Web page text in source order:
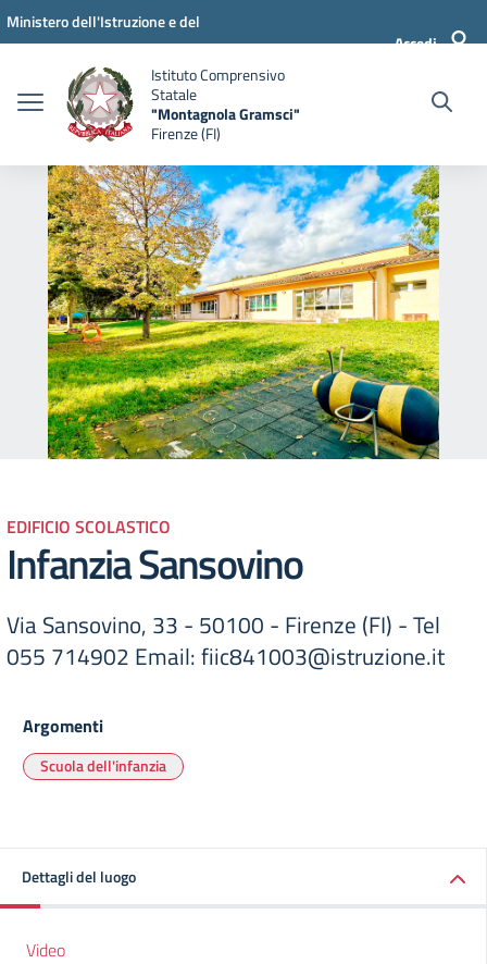
Vai ai contenuti
Vai al menu di navigazione
Vai al footer
Ministero dell'Istruzione e del
Accedi
Istituto Comprensivo
Statale
"Montagnola Gramsci"
Firenze (FI)
EDIFICIO SCOLASTICO
Infanzia Sansovino
Via Sansovino, 33 - 50100 - Firenze (FI) - Tel
055 714902 Email: fiic841003@istruzione.it
Argomenti
Scuola dell'infanzia
Dettagli del luogo
Video